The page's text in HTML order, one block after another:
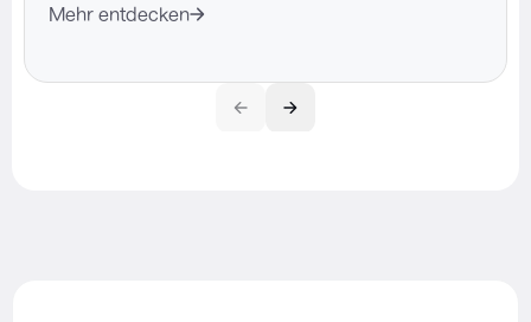
Mehr entdecken